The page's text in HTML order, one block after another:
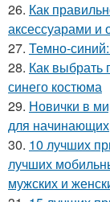
26. Как
аксессуарами и
27. Темно-
28. Как выбрать
синего костюма
29. Новички в
для начинающих
30. 10 лучших
лучших
мужских и